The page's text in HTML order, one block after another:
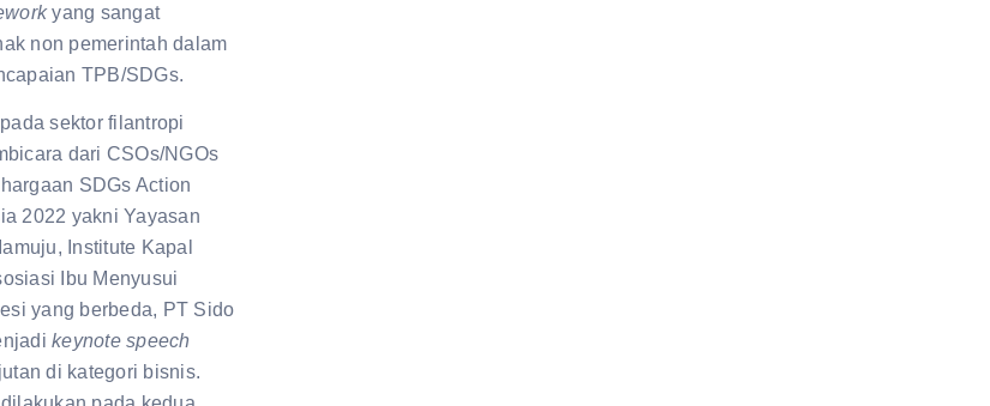
yang sangat
non pemerintah dalam
TPB/SDGs.
sektor filantropi
dari CSOs/NGOs
SDGs Action
2022 yakni Yayasan
Institute Kapal
Ibu Menyusui
yang berbeda, PT Sido
keynote speech
di kategori bisnis.